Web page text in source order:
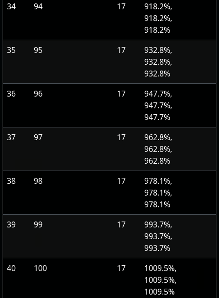
34
94 17
918.2%,
918.2%,
918.2%
35
95 17
932.8%,
932.8%,
932.8%
36
96 17
947.7%,
947.7%,
947.7%
37
97 17
962.8%,
962.8%,
962.8%
38
98 17
978.1%,
978.1%,
978.1%
39
99 17
993.7%,
993.7%,
993.7%
40
100 17
1009.5%,
1009.5%,
1009.5%